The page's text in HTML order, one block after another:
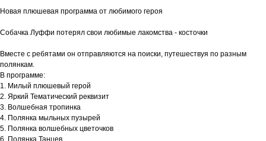
Новая плюшевая программа от любимого героя
Собачка Луффи потерял свои любимые лакомства - косточки
Вместе с ребятами он отправляются на поиски, путешествуя по разным
полянкам.
В программе:
1. Милый плюшевый герой
2. ⁠Яркий Тематический реквизит
3. ⁠Волшебная тропинка
4. ⁠Полянка мыльных пузырей
5. ⁠Полянка волшебных цветочков
6. ⁠Полянка Танцев